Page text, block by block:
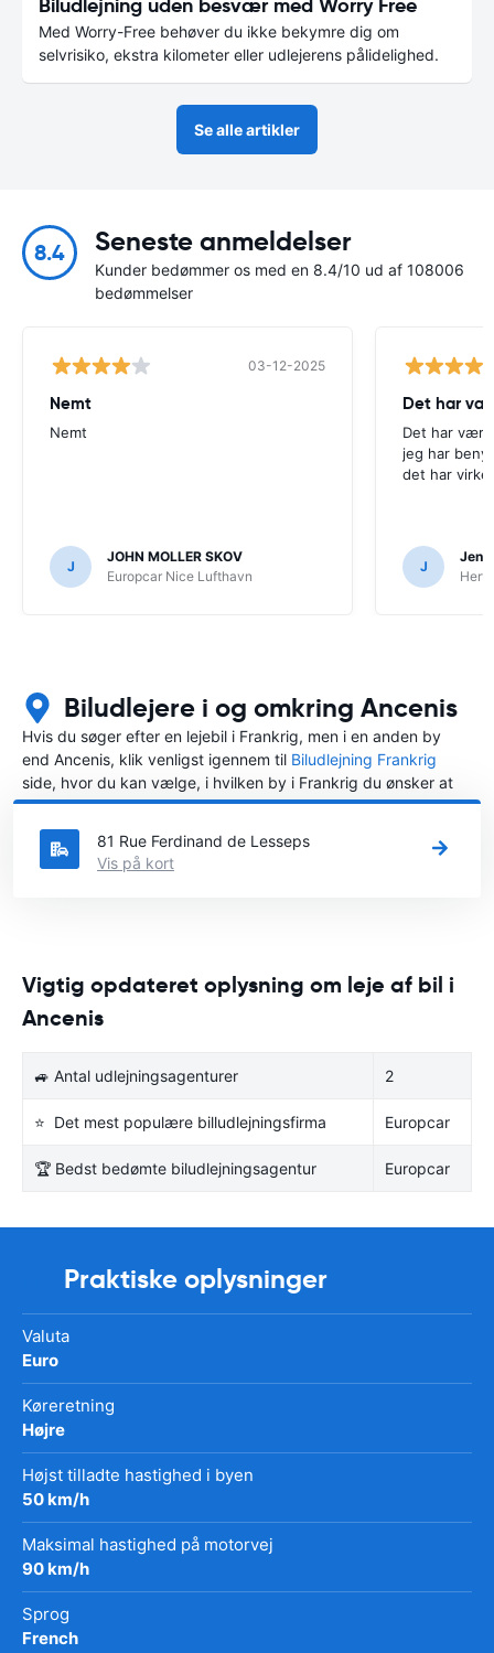
Med Worry-Free behøver du ikke bekymre dig om
selvrisiko, ekstra kilometer eller udlejerens pålidelighed.
Se alle artikler
8.4 Seneste anmeldelser
Kunder bedømmer os med en 8.4/10 ud af 108006
bedømmelser
03-12-2025
Nemt
Nemt
J
JOHN MOLLER SKOV
Europcar Nice Lufthavn
Det har
Det har
jeg har
det har
J
Jens
Biludlejere i og omkring Ancenis
Hvis du søger efter en lejebil i Frankrig, men i en anden by
end Ancenis, klik venligst igennem til Biludlejning Frankrig
side, hvor du kan vælge, i hvilken by i Frankrig du ønsker at
leje en bil.
81 Rue Ferdinand de Lesseps
Vis på kort
Vigtig opdateret oplysning om leje af bil i
Ancenis
🚙 Antal udlejningsagenturer 2
⭐ Det mest populære billudlejningsfirma Europcar
🏆 Bedst bedømte biludlejningsagentur Europcar
Praktiske oplysninger
Valuta
Euro
Køreretning
Højre
Højst tilladte hastighed i byen
50 km/h
Maksimal hastighed på motorvej
90 km/h
Sprog
French